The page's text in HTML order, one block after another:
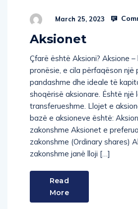
March 25, 2023
Aksionet
Çfarë është Aksioni? Aksione
pronësie, e cila përfaqëson një
pandashme dhe ideale të
shoqërisë aksionare. Është një
transferueshme. Llojet e
bazë e aksioneve është:
zakonshme Aksionet e
zakonshme (Ordinary shares)
zakonshme janë lloji […]
Read
More